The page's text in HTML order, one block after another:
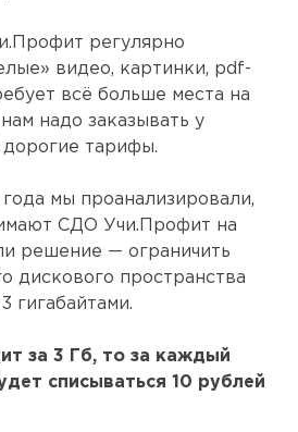
регулярно
видео, картинки, pdf-
всё больше места на
надо заказывать у
дорогие тарифы.
мы проанализировали,
СДО Учи.Профит на
решение — ограничить
дискового пространства
гигабайтами.
за 3 Гб, то за каждый
списываться 10 рублей